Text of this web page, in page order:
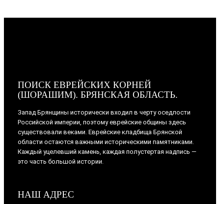
ПОИСК ЕВРЕЙСКИХ КОРНЕЙ
(ШОРАШИМ). БРЯНСКАЯ ОБЛАСТЬ.
Запад Брянщины исторически входил в черту оседлости
Российской империи, поэтому еврейские общины здесь
существовали веками. Еврейские кладбища Брянской
области остаются важными историческими памятниками.
Каждый уцелевший камень, каждая полустертая надпись —
это часть большой истории.
НАШ АДРЕС